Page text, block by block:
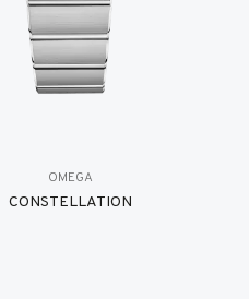
OMEGA
CONSTELLATION